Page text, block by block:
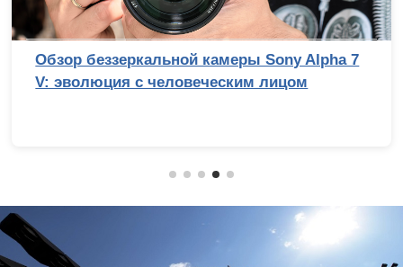
Обзор беззеркальной камеры Sony Alpha 7
V: эволюция с человеческим лицом